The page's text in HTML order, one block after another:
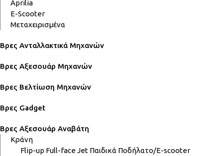
Aprilia
E-Scooter
Μεταχειρισμένα
Βρες Ανταλλακτικά Μηχανών
Βρες Αξεσουάρ Μηχανών
Βρες Βελτίωση Μηχανών
Βρες Gadget
Βρες Αξεσουάρ Αναβάτη
Κράνη
Flip-up Full-faceJet Παιδικά Ποδήλατο/E-scooter